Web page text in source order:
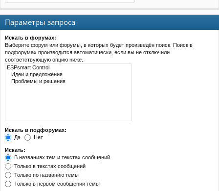
Параметры запроса
Искать в форумах:
Выберите форум или форумы, в которых будет произведён поиск. Поиск в
подфорумах производится автоматически, если вы не отключили
соответствующую опцию ниже.
Искать в подфорумах:
Да
Нет
Искать:
В названиях тем и текстах сообщений
Только в текстах сообщений
Только по названию темы
Только в первом сообщении темы